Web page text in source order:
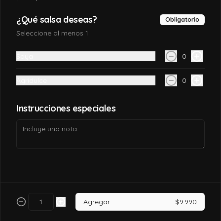
California tori
Pollo, queso crema, palta, envuelto en
$7.490
$6.990
¿Qué salsa deseas? Obligatorio
Seleccione al menos 1
0
0
Instrucciones especiales
Agregar $9.990